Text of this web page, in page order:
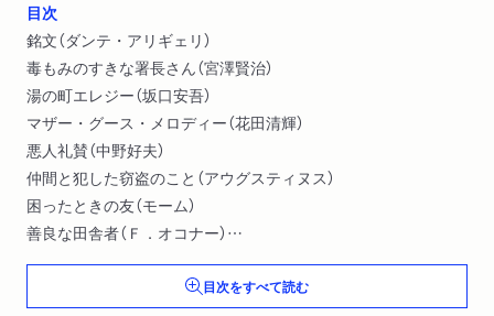
目次
銘文（ダンテ・アリギェリ）
毒もみのすきな署長さん（宮澤賢治）
湯の町エレジー（坂口安吾）
マザー・グース・メロディー（花田清輝）
悪人礼賛（中野好夫）
仲間と犯した窃盗のこと（アウグスティヌス）
困ったときの友（モーム）
善良な田舎者（Ｆ．オコナー）
尋問調書・補遺（Ｐ．キュルテン）
蒼白の犯罪者（ニーチェ）〔ほか〕目次をすべて読む